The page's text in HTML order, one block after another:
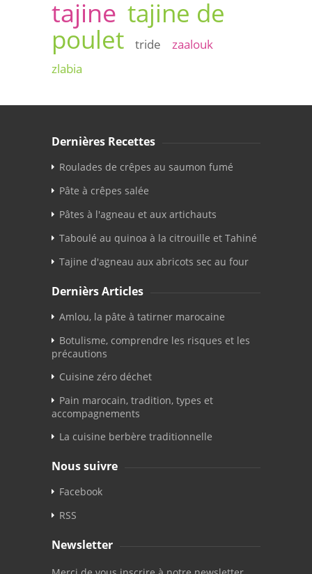
tajine tajine de
poulet
tride
zaalouk
zlabia
Dernières Recettes
Roulades de crêpes au saumon fumé
Pâte à crêpes salée
Pâtes à l'agneau et aux artichauts
Taboulé au quinoa à la citrouille et Tahiné
Tajine d'agneau aux abricots sec au four
Dernièrs Articles
Amlou, la pâte à tatirner marocaine
Botulisme, comprendre les risques et les
précautions
Cuisine zéro déchet
Pain marocain, tradition, types et
accompagnements
La cuisine berbère traditionnelle
Nous suivre
Facebook
RSS
Newsletter